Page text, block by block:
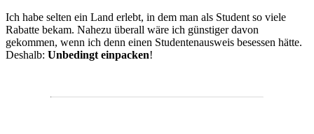
Ich habe selten ein Land erlebt, in dem man als Student so viele
Rabatte bekam. Nahezu überall wäre ich günstiger davon
gekommen, wenn ich denn einen Studentenausweis besessen hätte.
Deshalb: Unbedingt einpacken!